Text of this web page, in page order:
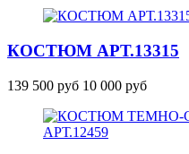
КОСТЮМ АРТ.13315
139 500 руб 10 000 руб